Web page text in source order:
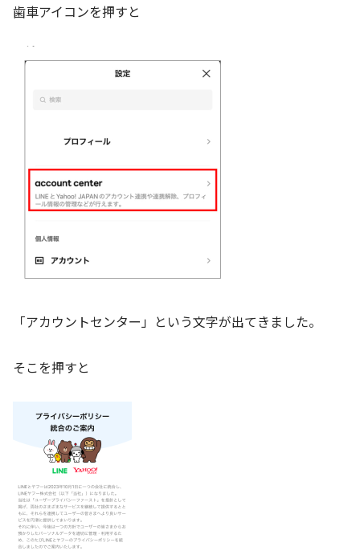
歯車アイコンを押すと
「アカウントセンター」という文字が出てきました。
そこを押すと